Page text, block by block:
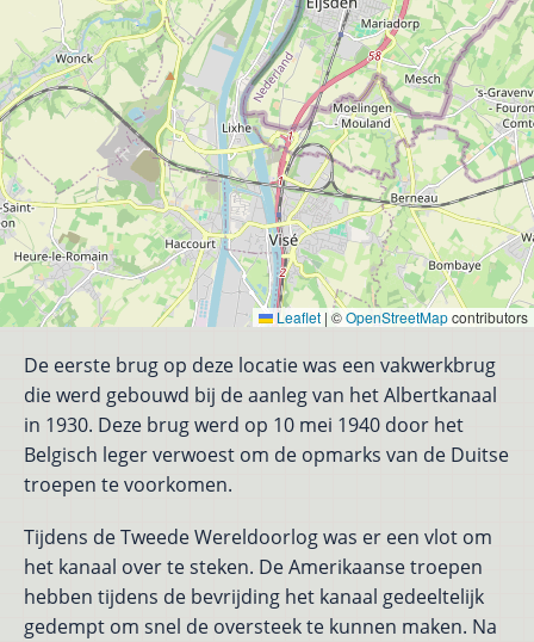
Leaflet | ©OpenStreetMapcontributors
De eerste brug op deze locatie was een vakwerkbrug
die werd gebouwd bij de aanleg van het Albertkanaal
in 1930. Deze brug werd op 10 mei 1940 door het
Belgisch leger verwoest om de opmarks van de Duitse
troepen te voorkomen.
Tijdens de Tweede Wereldoorlog was er een vlot om
het kanaal over te steken. De Amerikaanse troepen
hebben tijdens de bevrijding het kanaal gedeeltelijk
gedempt om snel de oversteek te kunnen maken. Na